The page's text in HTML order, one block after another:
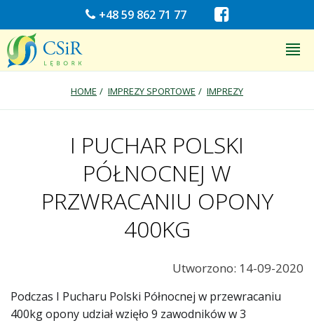
+48 59 862 71 77
HOME IMPREZY SPORTOWE IMPREZY
I PUCHAR POLSKI
PÓŁNOCNEJ W
PRZWRACANIU OPONY
400KG
Utworzono: 14-09-2020
Podczas I Pucharu Polski Północnej w przewracaniu
400kg opony udział wzięło 9 zawodników w 3